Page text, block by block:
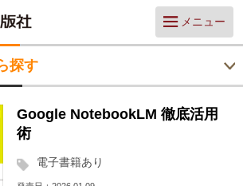
メニュー
探す
Google NotebookLM 徹底活用
術
電子書籍あり